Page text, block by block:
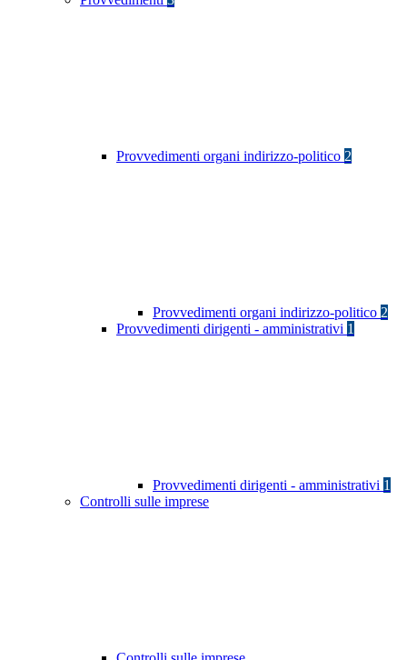
Provvedimenti organi indirizzo-politico 2
Provvedimenti organi indirizzo-politico 2
Provvedimenti dirigenti - amministrativi 1
Provvedimenti dirigenti - amministrativi 1
Controlli sulle imprese